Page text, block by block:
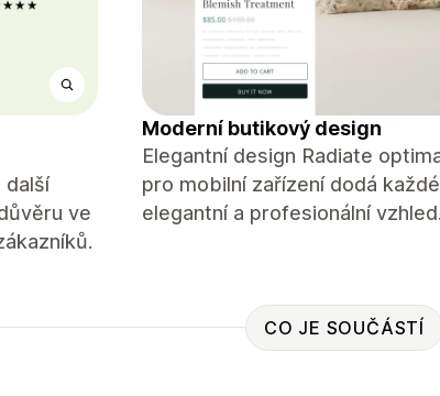
další
ve
Moderní butikový design
Elegantní design Radiate
pro mobilní zařízení dodá
elegantní a profesionální vzhled.
CO JE SOUČÁSTÍ